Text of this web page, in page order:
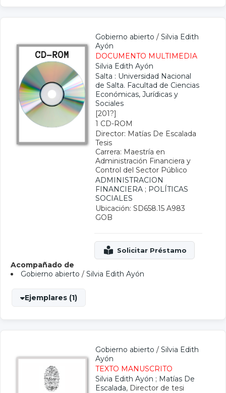
Gobierno abierto / Silvia Edith
Ayón
DOCUMENTO MULTIMEDIA
Silvia Edith Ayón
Salta : Universidad Nacional
de Salta. Facultad de Ciencias
Económicas, Jurídicas y
Sociales
[201?]
1 CD-ROM
Director: Matías De Escalada
Tesis
Carrera: Maestría en
Administración Financiera y
Control del Sector Público
ADMINISTRACION
FINANCIERA ; POLÍTICAS
SOCIALES
Ubicación: SD658.15 A983
GOB
Acompañado de
Gobierno abierto / Silvia Edith Ayón
Ejemplares (1)
Gobierno abierto / Silvia Edith
Ayón
TEXTO MANUSCRITO
Silvia Edith Ayón ; Matías De
Escalada, Director de tesi